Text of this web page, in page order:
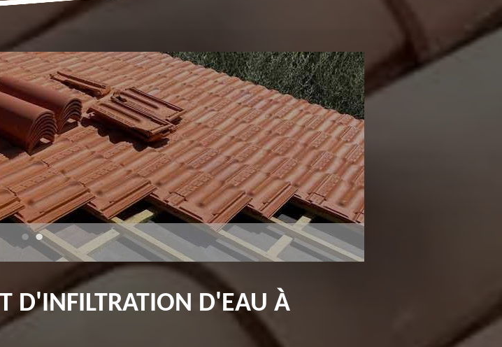
D'INFILTRATION D'EAU À